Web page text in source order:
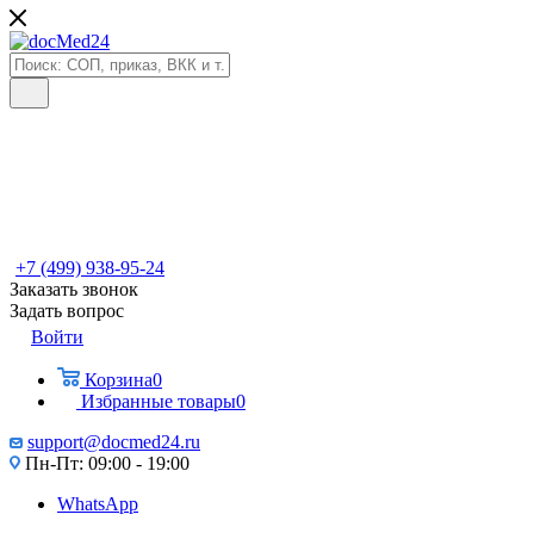
+7 (499) 938-95-24
Заказать звонок
Задать вопрос
Войти
Корзина0
Избранные товары0
support@docmed24.ru
Пн-Пт: 09:00 - 19:00
WhatsApp